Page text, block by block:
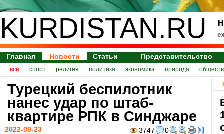
KURDISTAN.RU
Главная Новости Статьи Представительство
все спорт религия политика экономика природа
Турецкий беспилотник
нанес удар по штаб-
квартире РПК в Синджаре
3747 0
2022-09-23